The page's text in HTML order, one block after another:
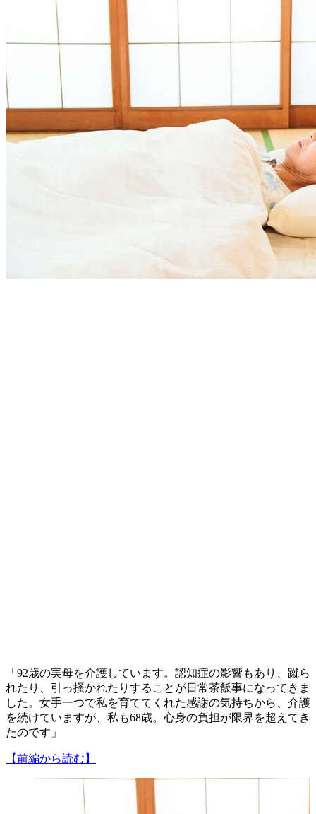
「92歳の実母を介護しています。認知症の影響もあり、蹴ら
れたり、引っ掻かれたりすることが日常茶飯事になってきま
した。女手一つで私を育ててくれた感謝の気持ちから、介護
を続けていますが、私も68歳。心身の負担が限界を超えてき
たのです」
【前編から読む】